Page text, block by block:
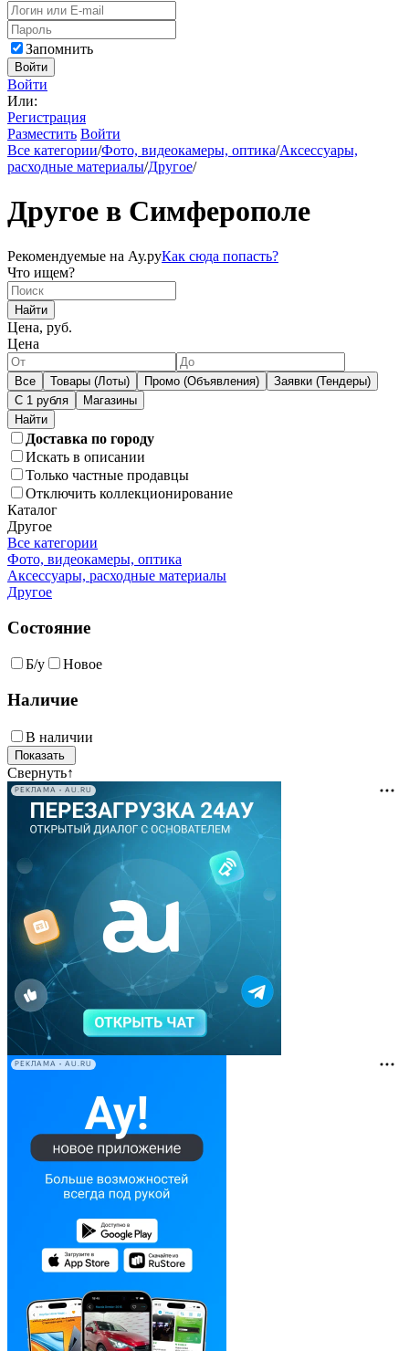
Запомнить
Войти
Войти
Или:
Регистрация
Разместить Войти
Все категории/Фото, видеокамеры, оптика/Аксессуары,
расходные материалы/Другое/
Другое в Симферополе
Рекомендуемые на Ау.руКак сюда попасть?
Что ищем?
Найти
Цена, руб.
Цена
Все Товары (Лоты) Промо (Объявления)
Заявки (Тендеры)
С 1 рубля
Магазины
Доставка по городу
Искать в описании
Только частные продавцы
Отключить коллекционирование
Каталог
Другое
Все категории
Фото, видеокамеры, оптика
Аксессуары, расходные материалы
Другое
Состояние
Б/у Новое
Наличие
В наличии
Свернуть↑
РЕКЛАМА • AU.RU
РЕКЛАМА • AU.RU